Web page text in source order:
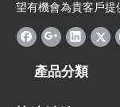
望有機會為貴客戶提
產品分類